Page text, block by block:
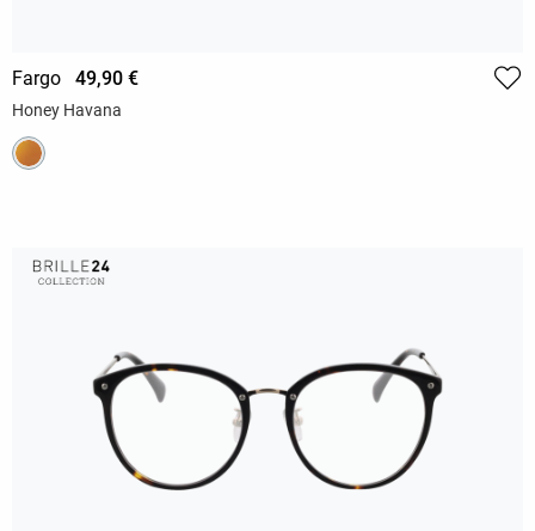
Fargo 49,90 €
Honey Havana